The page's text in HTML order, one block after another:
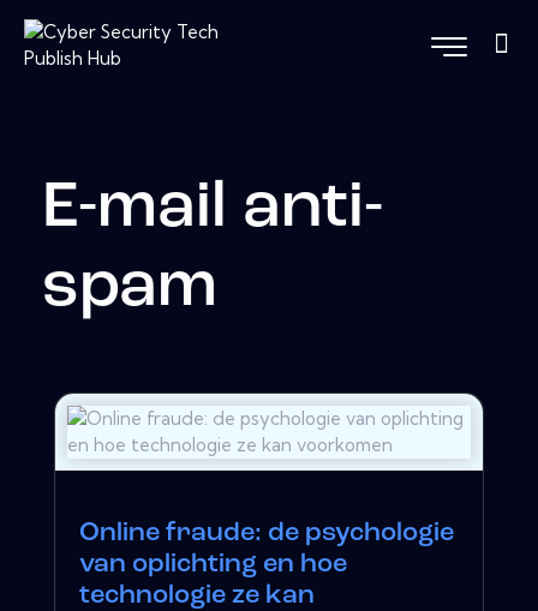
E-mail anti-
spam
Online fraude: de psychologie
van oplichting en hoe
technologie ze kan